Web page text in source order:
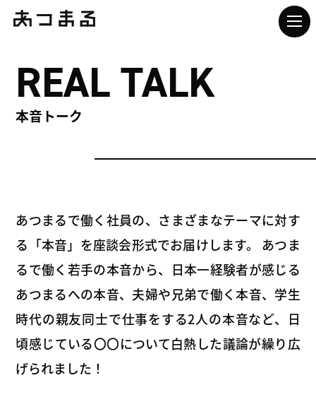
本音トーク
REAL TALK
あつまるで働く社員の、さまざまなテーマに対す
る「本音」を座談会形式でお届けします。
あつま
るで働く若手の本音から、日本一経験者が感じる
あつまるへの本音、夫婦や兄弟で働く本音、 学生
時代の親友同士で仕事をする2人の本音など、
日
頃感じている〇〇について白熱した議論が繰り広
げられました！